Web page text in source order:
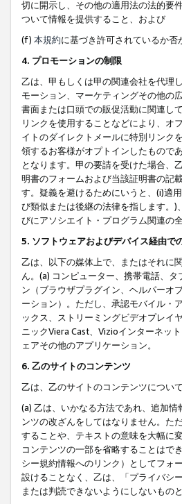
切に開示し、その他の適用法の法的要
ついて情報を提供すること、および
(f) 本規約に基づき許可されているか
4. プロモーションの制限
乙は、甲もしくは甲の関連会社を代理
モーション、マーケティングその他の
書面または口頭での販促活動に関連し
リンクを使用することなどにより、オ
イトのダイレクトメールに特別リンク
領するお客様がオプトインしたもので
となります。甲の要請を受けた場合、
明書のフォームおよび当該証明書の記
す。疑義を避けるためにいうと、(i)適
び類似または後継の法律を指します。
びにアソシエイト・プログラム関連の
5. ソフトウェアおよびデバイス経由で
乙は、以下の媒体上で、またはそれに
ん。(a) コンピューター、携帯電話、
ン（ブラウザプラグイン、ヘルパーオ
ーション）。ただし、承認モバイル・
ックス、ストリーミングビデオプレイ
ニックViera Cast、Vizioインターネッ
ェアその他のアプリケーション。
6. 乙のサイトのコンテンツ
乙は、乙のサイトのコンテンツについ
(a) 乙は、いかなる方法であれ、追加
ンツの改ざんをしてはなりません。た
することや、テキストの意味を大幅に
コンテンツの一部を省略することはで
シー規約情報へのリンク）としてフォ
設けることなく、乙は、「プライバシ
または判読できないようにしないものと